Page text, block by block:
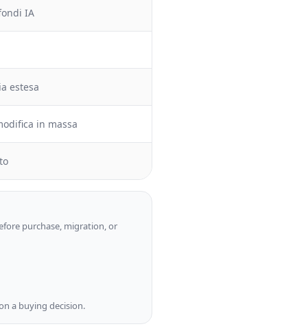
IA
estesa
in massa
purchase, migration, or
a buying decision.